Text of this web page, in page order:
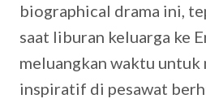
biographical drama ini,
saat liburan keluarga ke
meluangkan waktu
inspiratif di pesawat